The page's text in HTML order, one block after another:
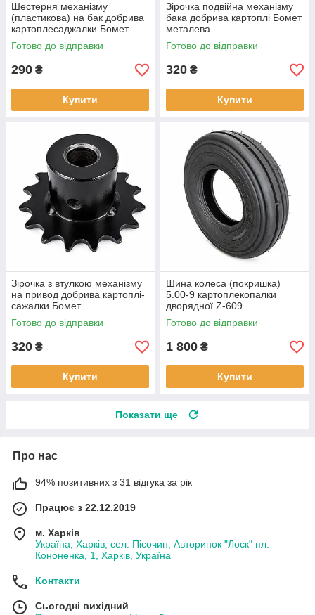
Шестерня механізму
(пластикова) на бак добрива
картоплесаджалки Бомет
Готово до відправки
290 ₴
Купити
Зірочка подвійна механізму
бака добрива картоплі Бомет
металева
Готово до відправки
320 ₴
Купити
Зірочка з втулкою механізму
на привод добрива картоплі-
сажалки Бомет
Готово до відправки
320 ₴
Купити
Шина колеса (покришка)
5.00-9 картоплекопалки
дворядної Z-609
Готово до відправки
1 800 ₴
Купити
Показати ще
Про нас
94% позитивних з 31 відгука за рік
Працює з 22.12.2019
м. Харків
Україна, Харків, сел. Пісочин, Авторинок "Лоск" пл.
Кононенка, 1, Харків, Україна
Контакти
Сьогодні вихідний